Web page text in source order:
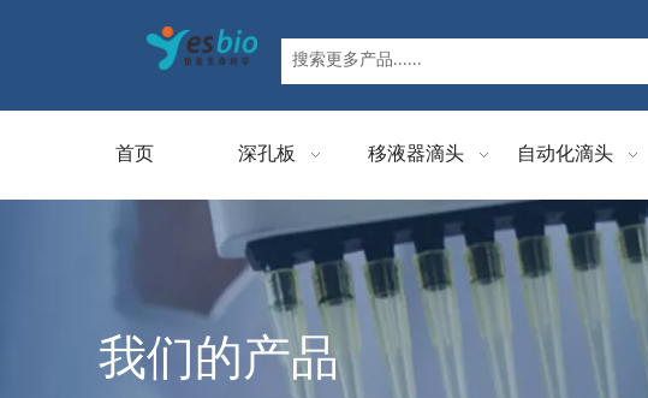
首页 深孔板 移液器滴头 自动化滴头
我们的产品